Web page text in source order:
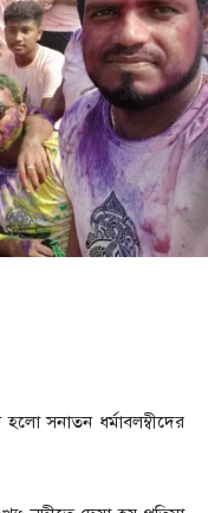
হলো সনাতন ধর্মাবলম্বীদের